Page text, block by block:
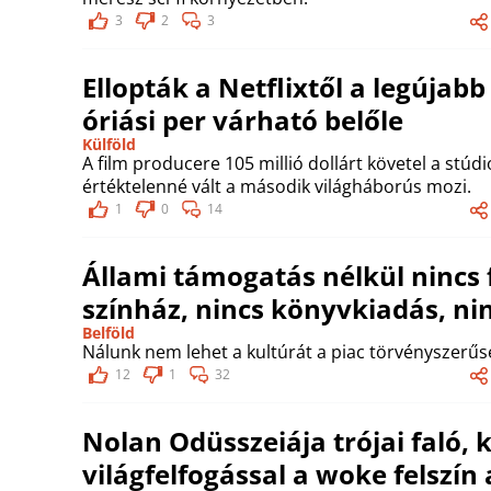
3 2 3
Ellopták a Netflixtől a
óriási per várható belőle
Külföld
A film producere 105 millió dollárt követel a
értéktelenné vált a második világháborús mozi.
1 0 14
Állami támogatás nélkül
színház, nincs könyvkiadás,
Belföld
Nálunk nem lehet a kultúrát a piac
12 1 32
Nolan Odüsszeiája trójai faló,
világfelfogással a woke felszín